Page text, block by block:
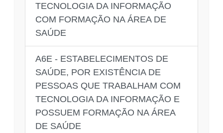
TECNOLOGIA DA INFORMAÇÃO
COM FORMAÇÃO NA ÁREA DE
SAÚDE
A6E - ESTABELECIMENTOS DE
SAÚDE, POR EXISTÊNCIA DE
PESSOAS QUE TRABALHAM COM
TECNOLOGIA DA INFORMAÇÃO E
POSSUEM FORMAÇÃO NA ÁREA
DE SAÚDE